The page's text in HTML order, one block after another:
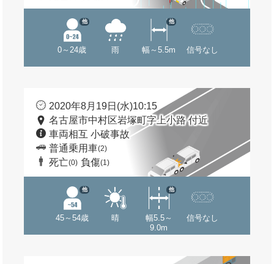
0～24歳
他
雨 幅～5.5m
他
信号なし
2020年8月19日(水)10:15
名古屋市中村区岩塚町字上小路 付近
車両相互 小破事故
普通乗用車(2)
死亡(0) 負傷(1)
45～54歳
他
晴
幅5.5～
9.0m
他
信号なし